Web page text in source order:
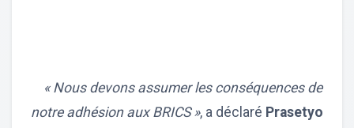
« Nous devons assumer les conséquences de
notre adhésion aux BRICS », a déclaré Prasetyo